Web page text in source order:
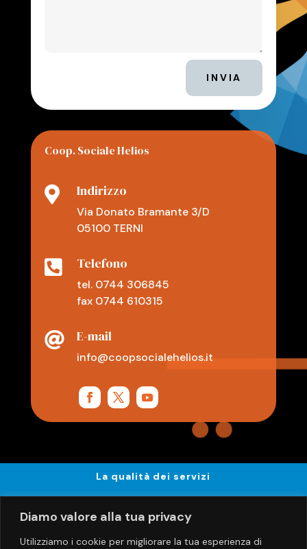
Diamo valore alla tua privacy
Utilizziamo i cookie per migliorare la tua esperienza di
INVIA
Coop. Sociale Helios
 Indirizzo
Via Donato Bramante 3/D
05100 TERNI
 Telefono
tel. 0744 306845
fax 0744 610315
 E-mail
info@coopsocialehelios.it
La qualità dei servizi
Privacy e Sicurezza